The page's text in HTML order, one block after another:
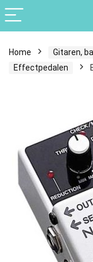
Home
Gitaren,
Effectpedalen